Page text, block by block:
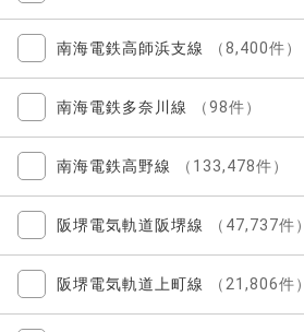
南海電鉄高師浜支線 （8,400件）
南海電鉄多奈川線 （98件）
南海電鉄高野線 （133,478件）
阪堺電気軌道阪堺線 （47,737件）
阪堺電気軌道上町線 （21,806件）